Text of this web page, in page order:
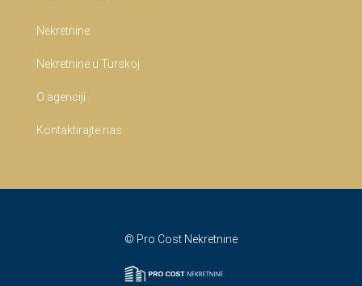
Nekretnine
Nekretnine u Turskoj
O agenciji
Kontaktirajte nas
© Pro Cost Nekretnine